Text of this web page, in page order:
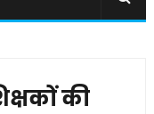
की